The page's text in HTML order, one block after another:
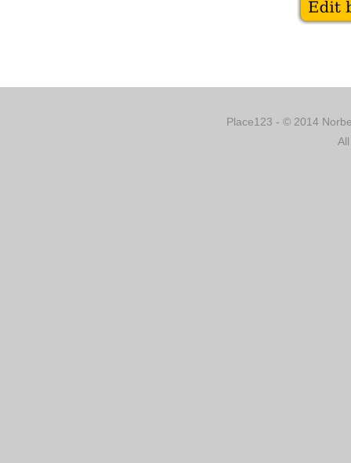
Place123 - © 2014